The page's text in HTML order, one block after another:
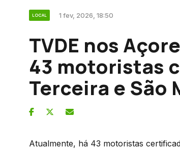
LOCAL 1 fev, 2026, 18:50
TVDE nos
43 motoristas
Terceira e São
Atualmente, há 43 motoristas